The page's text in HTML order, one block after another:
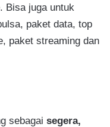
Bisa juga untuk
paket data, top
paket streaming dan
sebagai segera,